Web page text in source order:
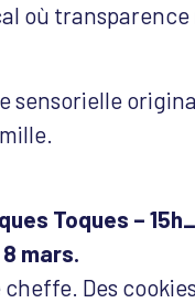
où
sensorielle
Toques –
mars.
Des